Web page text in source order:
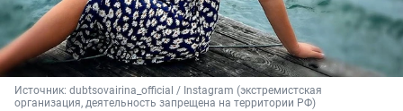
Источник: dubtsovairina_official / Instagram (экстремистская
организация, деятельность запрещена на территории РФ)